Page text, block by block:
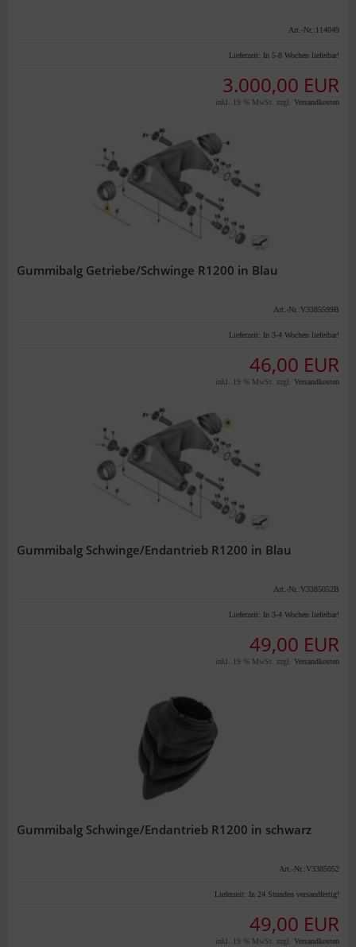
Art.-Nr.:114049
Lieferzeit: In 5-8 Wochen lieferbar!
3.000,00 EUR
inkl. 19 % MwSt. zzgl. Versandkosten
Gummibalg Getriebe/Schwinge R1200 in Blau
Art.-Nr.:V3385599B
Lieferzeit: In 3-4 Wochen lieferbar!
46,00 EUR
inkl. 19 % MwSt. zzgl. Versandkosten
Gummibalg Schwinge/Endantrieb R1200 in Blau
Art.-Nr.:V3385052B
Lieferzeit: In 3-4 Wochen lieferbar!
49,00 EUR
inkl. 19 % MwSt. zzgl. Versandkosten
Gummibalg Schwinge/Endantrieb R1200 in schwarz
Art.-Nr.:V3385052
Lieferzeit: In 24 Stunden versandfertig!
49,00 EUR
inkl. 19 % MwSt. zzgl. Versandkosten